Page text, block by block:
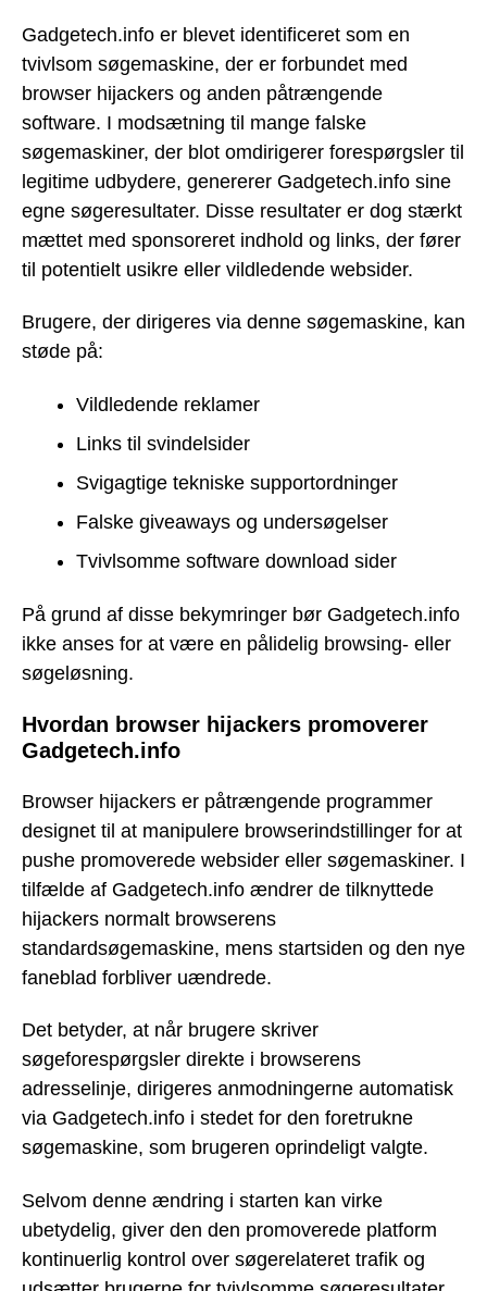
Gadgetech.info er blevet identificeret som en
tvivlsom søgemaskine, der er forbundet med
browser hijackers og anden påtrængende
software. I modsætning til mange falske
søgemaskiner, der blot omdirigerer forespørgsler til
legitime udbydere, genererer Gadgetech.info sine
egne søgeresultater. Disse resultater er dog stærkt
mættet med sponsoreret indhold og links, der fører
til potentielt usikre eller vildledende websider.
Brugere, der dirigeres via denne søgemaskine, kan
støde på:
Vildledende reklamer
Links til svindelsider
Svigagtige tekniske supportordninger
Falske giveaways og undersøgelser
Tvivlsomme software download sider
På grund af disse bekymringer bør Gadgetech.info
ikke anses for at være en pålidelig browsing- eller
søgeløsning.
Hvordan browser hijackers promoverer
Gadgetech.info
Browser hijackers er påtrængende programmer
designet til at manipulere browserindstillinger for at
pushe promoverede websider eller søgemaskiner. I
tilfælde af Gadgetech.info ændrer de tilknyttede
hijackers normalt browserens
standardsøgemaskine, mens startsiden og den nye
faneblad forbliver uændrede.
Det betyder, at når brugere skriver
søgeforespørgsler direkte i browserens
adresselinje, dirigeres anmodningerne automatisk
via Gadgetech.info i stedet for den foretrukne
søgemaskine, som brugeren oprindeligt valgte.
Selvom denne ændring i starten kan virke
ubetydelig, giver den den promoverede platform
kontinuerlig kontrol over søgerelateret trafik og